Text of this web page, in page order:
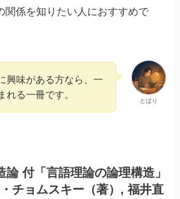
関係を知りたい人におすすめで
とばり
興味がある方なら、一
れる一冊です。
論 付「言語理論の論理構造」
チョムスキー（著）, 福井直